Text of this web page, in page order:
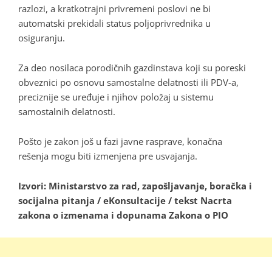
razlozi, a kratkotrajni privremeni poslovi ne bi
automatski prekidali status poljoprivrednika u
osiguranju.
Za deo nosilaca porodičnih gazdinstava koji su poreski
obveznici po osnovu samostalne delatnosti ili PDV-a,
preciznije se uređuje i njihov položaj u sistemu
samostalnih delatnosti.
Pošto je zakon još u fazi javne rasprave, konačna
rešenja mogu biti izmenjena pre usvajanja.
Izvori: Ministarstvo za rad, zapošljavanje, boračka i
socijalna pitanja / eKonsultacije / tekst Nacrta
zakona o izmenama i dopunama Zakona o PIO